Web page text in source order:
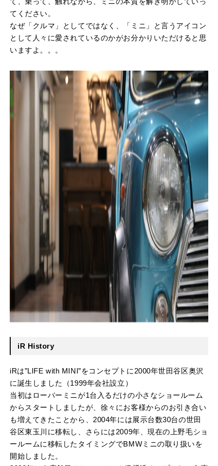
iRで愛車を売却されたお客様の声
BMWミニ買取査定依頼
最近の修理実績
MINI Blog
User's Voice 購入者様の声
Part's Report
Movie 動画一覧
TOP
BMWミニナレッジ
ローバーミニナレッジ
ABOUT iR
MAP
リクルート
RECRUIT
お知らせ プライバシーポリシー
お問い合わせ サイトマップ
お問い合わせ
BMW MINI
iR TECH FACTORY
ROVER MINIサービス工場
iR MAKERS
MAP
買取
査定依頼
購入相談
来店予約
てください。
なぜ「クルマ」としてではなく、「ミニ」と言うアイコン
として人々に愛されているのかがお分かりいただけると思
いますよ。。。
iR History
iRは”LIFE with MINI”をコンセプトに2000年世田谷区奥沢
に誕生しました（1999年会社設立）
当初はローバーミニが1台入るだけの小さなショールーム
からスタートしましたが、徐々にお客様からのお引き合い
も増えてきたことから、2004年には展示台数30台の世田
谷区東玉川に移転し、さらには2009年、現在の上野毛ショ
ールームに移転したタイミングでBMWミニの取り扱いを
開始しました。